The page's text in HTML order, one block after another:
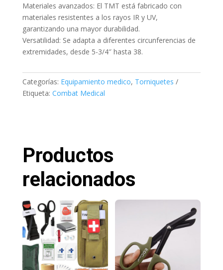
Materiales avanzados: El TMT está fabricado con
materiales resistentes a los rayos IR y UV,
garantizando una mayor durabilidad.
Versatilidad: Se adapta a diferentes circunferencias de
extremidades, desde 5-3/4″ hasta 38.
Categorías: Equipamiento medico, Torniquetes
Etiqueta: Combat Medical
Productos
relacionados